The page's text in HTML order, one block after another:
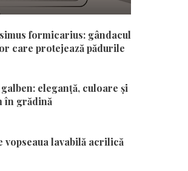
formicarius: gândacul
care protejează pădurile
eleganță, culoare și
în grădină
vopseaua lavabilă acrilică